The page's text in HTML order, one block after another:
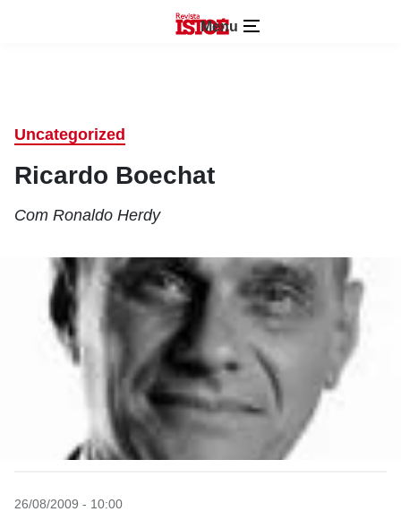
Menu
Uncategorized
Ricardo Boechat
Com Ronaldo Herdy
26/08/2009 - 10:00